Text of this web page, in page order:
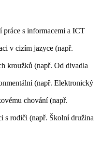
s informacemi a ICT
v cizím jazyce (např.
kroužků (např. Od divadla
(např. Elektronický
chování (např.
s rodiči (např. Školní družina